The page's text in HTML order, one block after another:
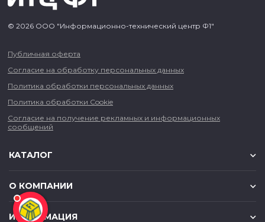
© 2026 ООО "Информационно-технический центр Ф1"
Публичная оферта
Согласие на обработку персональных данных
Политика обработки персональных данных
Политика обработки Cookie
Согласие на получение рекламных и информационных
сообщений
КАТАЛОГ
О КОМПАНИИ
ИНФОРМАЦИЯ